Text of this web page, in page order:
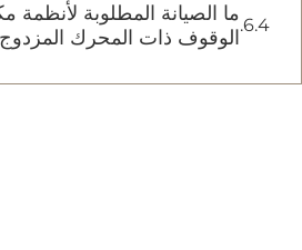
ما الصيانة المطلوبة لأنظمة
الوقوف ذات المحرك